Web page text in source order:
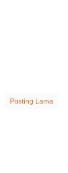
Posting Lama